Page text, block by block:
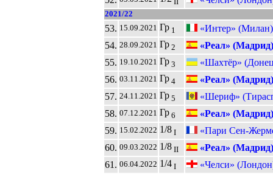
2021/22
53. 15.09.2021 Гр 1
«Интер»
54. 28.09.2021 Гр 2
«Реал» (Мадрид)
55. 19.10.2021 Гр 3
«Шахтёр»
56. 03.11.2021 Гр 4
«Реал» (Мадрид)
57. 24.11.2021 Гр 5
«Шериф»
58. 07.12.2021 Гр 6
«Реал» (Мадрид)
59. 15.02.2022 1/8 I
«Пари Сен-
60. 09.03.2022 1/8 II
«Реал» (Мадрид)
61. 06.04.2022 1/4 I
«Челси»